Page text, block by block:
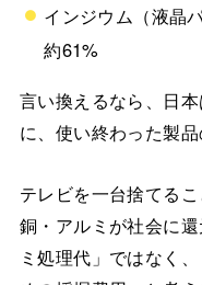
インジウム（液晶
約61%
言い換えるなら、日
に、使い終わった製
テレビを一台捨てる
銅・アルミが社会に
ミ処理代」ではなく